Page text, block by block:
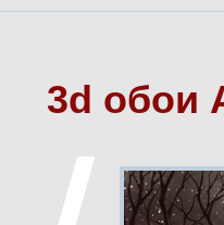
3d обои